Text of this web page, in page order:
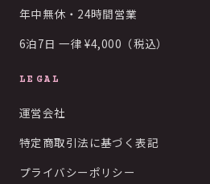
年中無休・24時間営業
6泊7日 一律 ¥4,000（税込）
LEGAL
運営会社
特定商取引法に基づく表記
プライバシーポリシー